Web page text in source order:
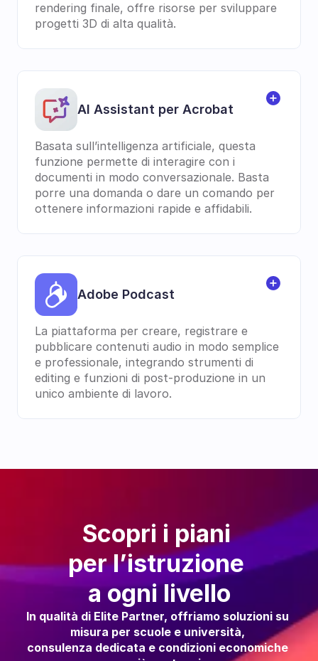
rendering finale, offre risorse per sviluppare
progetti 3D di alta qualità.
AI Assistant per Acrobat
Basata sull’intelligenza artificiale, questa
funzione permette di interagire con i
documenti in modo conversazionale. Basta
porre una domanda o dare un comando per
ottenere informazioni rapide e affidabili.
Adobe Podcast
La piattaforma per creare, registrare e
pubblicare contenuti audio in modo semplice
e professionale, integrando strumenti di
editing e funzioni di post-produzione in un
unico ambiente di lavoro.
Scopri i piani
per l’istruzione
a ogni livello
In qualità di Elite Partner, offriamo soluzioni su
misura per scuole e università,
consulenza dedicata e condizioni economiche